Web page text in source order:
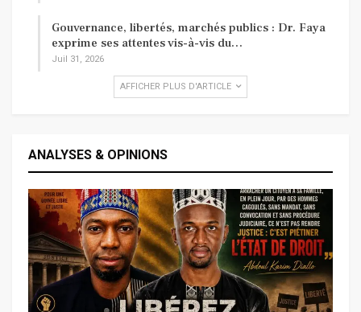
Gouvernance, libertés, marchés publics : Dr. Faya
exprime ses attentes vis-à-vis du…
Juil 31, 2026
AFFICHER PLUS D'ARTICLE
ANALYSES & OPINIONS